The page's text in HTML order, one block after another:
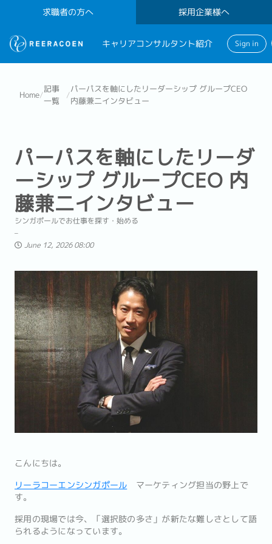
求職者の方へ 採用企業様へ
キャリアコンサルタント紹介 Sign in
Home/
記事
一覧
/
パーパスを軸にしたリーダーシップ グループCEO
内藤兼二インタビュー
パーパスを軸にしたリーダ
ーシップ グループCEO 内
藤兼二インタビュー
シンガポールでお仕事を探す・始める
June 12, 2026 08:00
こんにちは。
リーラコーエンシンガポール マーケティング担当の野上で
す。
採用の現場では今、「選択肢の多さ」が新たな難しさとして語
られるようになっています。